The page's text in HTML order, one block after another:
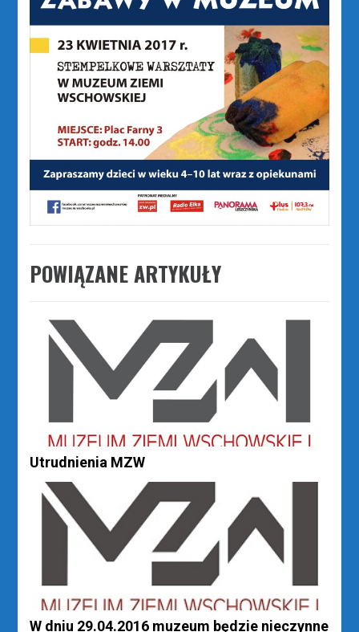
POWIĄZANE ARTYKUŁY
Utrudnienia MZW
W dniu 29.04.2016 muzeum będzie nieczynne